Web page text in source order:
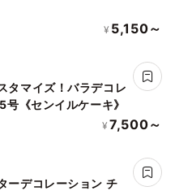
¥ 5,150～
タマイズ！バラデコレ
号《センイルケーキ》
¥ 7,500～
ーデコレーション チ